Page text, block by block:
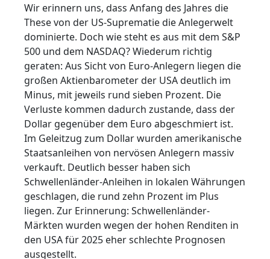
Wir erinnern uns, dass Anfang des Jahres die
These von der US-Suprematie die Anlegerwelt
dominierte. Doch wie steht es aus mit dem S&P
500 und dem NASDAQ? Wiederum richtig
geraten: Aus Sicht von Euro-Anlegern liegen die
großen Aktienbarometer der USA deutlich im
Minus, mit jeweils rund sieben Prozent. Die
Verluste kommen dadurch zustande, dass der
Dollar gegenüber dem Euro abgeschmiert ist.
Im Geleitzug zum Dollar wurden amerikanische
Staatsanleihen von nervösen Anlegern massiv
verkauft. Deutlich besser haben sich
Schwellenländer-Anleihen in lokalen Währungen
geschlagen, die rund zehn Prozent im Plus
liegen. Zur Erinnerung: Schwellenländer-
Märkten wurden wegen der hohen Renditen in
den USA für 2025 eher schlechte Prognosen
ausgestellt.